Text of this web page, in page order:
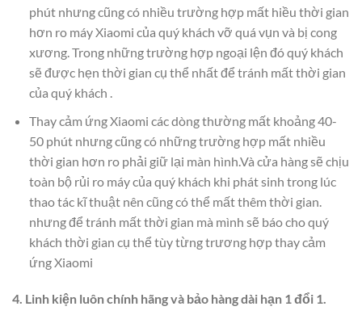
phút nhưng cũng có nhiều trường hợp mất hiều thời gian
hơn ro máy Xiaomi của quý khách vỡ quá vụn và bị cong
xương. Trong những trường hợp ngoại lện đó quý khách
sẽ được hẹn thời gian cụ thể nhất để tránh mất thời gian
của quý khách .
Thay cảm ứng Xiaomi các dòng thường mất khoảng 40-
50 phút nhưng cũng có những trường hợp mất nhiều
thời gian hơn ro phải giữ lại màn hình.Và cửa hàng sẽ chịu
toàn bộ rủi ro máy của quý khách khi phát sinh trong lúc
thao tác kĩ thuật nên cũng có thể mất thêm thời gian.
nhưng để tránh mất thời gian mà mình sẽ báo cho quý
khách thời gian cụ thể tùy từng trương hợp thay cảm
ứng Xiaomi
4. Linh kiện luôn chính hãng và bảo hàng dài hạn 1 đổi 1.